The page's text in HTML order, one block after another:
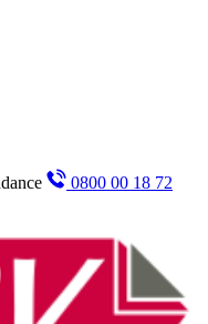
0800 00 18 72